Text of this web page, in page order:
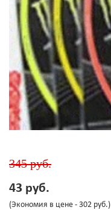
345 руб.
43 руб.
(Экономия в цене - 302 руб.)